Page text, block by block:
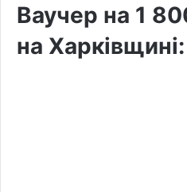
Ваучер на 1
на